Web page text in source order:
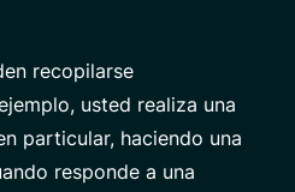
recopilarse
usted realiza una
particular, haciendo una
responde a una